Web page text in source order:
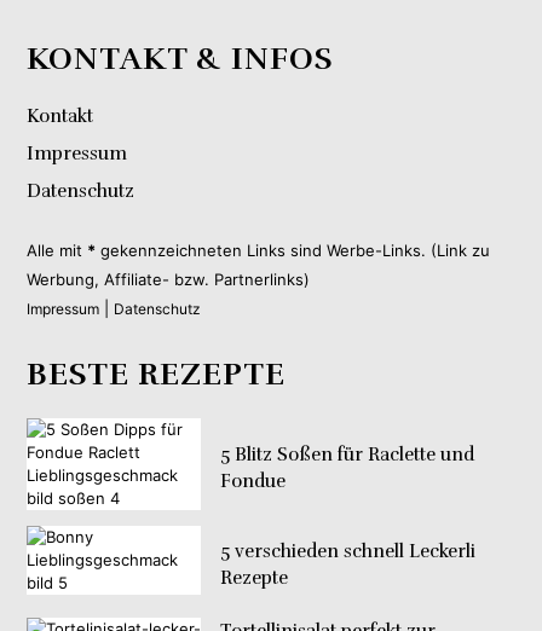
KONTAKT & INFOS
Kontakt
Impressum
Datenschutz
Alle mit * gekennzeichneten Links sind Werbe-Links. (Link zu
Werbung, Affiliate- bzw. Partnerlinks)
Impressum Datenschutz
BESTE REZEPTE
5 Blitz Soßen für Raclette und
Fondue
5 verschieden schnell Leckerli
Rezepte